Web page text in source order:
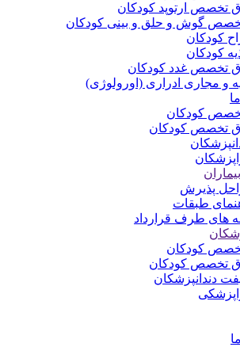
تخصص ارتوپد کودکان
گوش و حلق و بینی کودکان
کودکان
کودکان
تخصص غدد کودکان
و مجاری ادراری (اورولوژی)
کودکان
تخصص کودکان
پذیرش
طبقات
های طرف قرارداد
کودکان
تخصص کودکان
دندانپزشکان